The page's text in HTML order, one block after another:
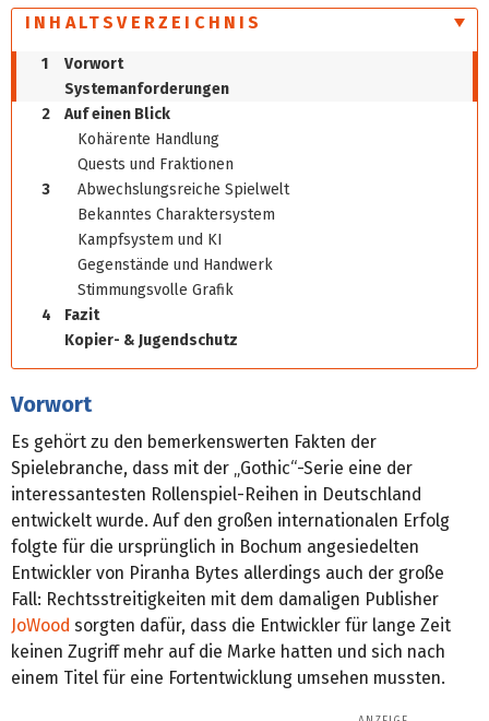
INHALTSVERZEICHNIS
1
Vorwort
Systemanforderungen
2
Auf einen Blick
Kohärente Handlung
Quests und Fraktionen
3
Abwechslungsreiche Spielwelt
Bekanntes Charaktersystem
Kampfsystem und KI
Gegenstände und Handwerk
Stimmungsvolle Grafik
4
Fazit
Kopier- & Jugendschutz
Vorwort
Es gehört zu den bemerkenswerten Fakten der
Spielebranche, dass mit der „Gothic“-Serie eine der
interessantesten Rollenspiel-Reihen in Deutschland
entwickelt wurde. Auf den großen internationalen Erfolg
folgte für die ursprünglich in Bochum angesiedelten
Entwickler von Piranha Bytes allerdings auch der große
Fall: Rechtsstreitigkeiten mit dem damaligen Publisher
JoWood sorgten dafür, dass die Entwickler für lange Zeit
keinen Zugriff mehr auf die Marke hatten und sich nach
einem Titel für eine Fortentwicklung umsehen mussten.